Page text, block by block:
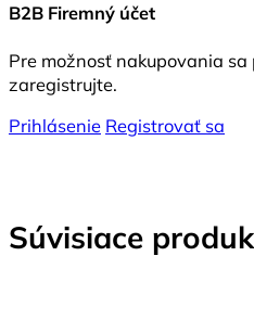
B2B Firemný účet
Pre možnosť nakupovania
zaregistrujte.
Prihlásenie Registrovať sa
Súvisiace